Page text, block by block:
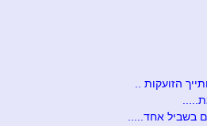
הזועקות ..
בשביל אחד.....